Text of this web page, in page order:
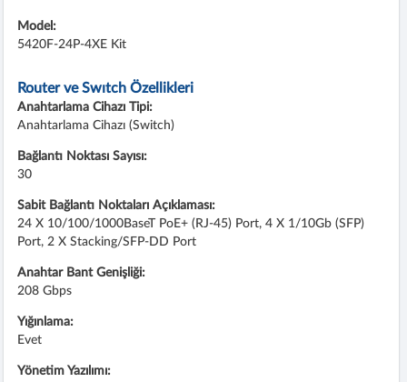
Model:
5420F-24P-4XE Kit
Router ve Swıtch Özellikleri
Anahtarlama Cihazı Tipi:
Anahtarlama Cihazı (Switch)
Bağlantı Noktası Sayısı:
30
Sabit Bağlantı Noktaları Açıklaması:
24 X 10/100/1000BaseT PoE+ (RJ-45) Port, 4 X 1/10Gb (SFP)
Port, 2 X Stacking/SFP-DD Port
Anahtar Bant Genişliği:
208 Gbps
Yığınlama:
Evet
Yönetim Yazılımı: